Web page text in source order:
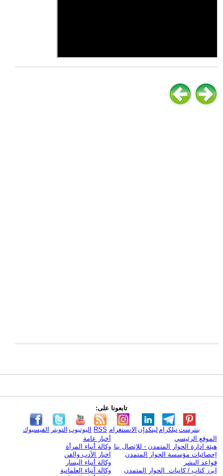
تابعونا على:
الفيسبوك التويتر اليوتيوب RSS الانستغرام لينكدإن تيلكرامبنترست
الموقع الرئيسي
هيئة ادارة الحوار المتمدن - للإتصال بنا
إحصائيات مؤسسة الحوار المتمدن
قواعد النشر
ابرز كتاب / كاتبات الحوار المتمدن
أخبار عامة
وكالة أنباء المرأة
اخبار الأدب والفن
وكالة أنباء اليسار
وكالة أنباء العلمانية